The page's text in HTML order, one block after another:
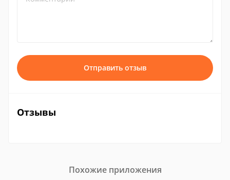
Отправить отзыв
Отзывы
Похожие приложения